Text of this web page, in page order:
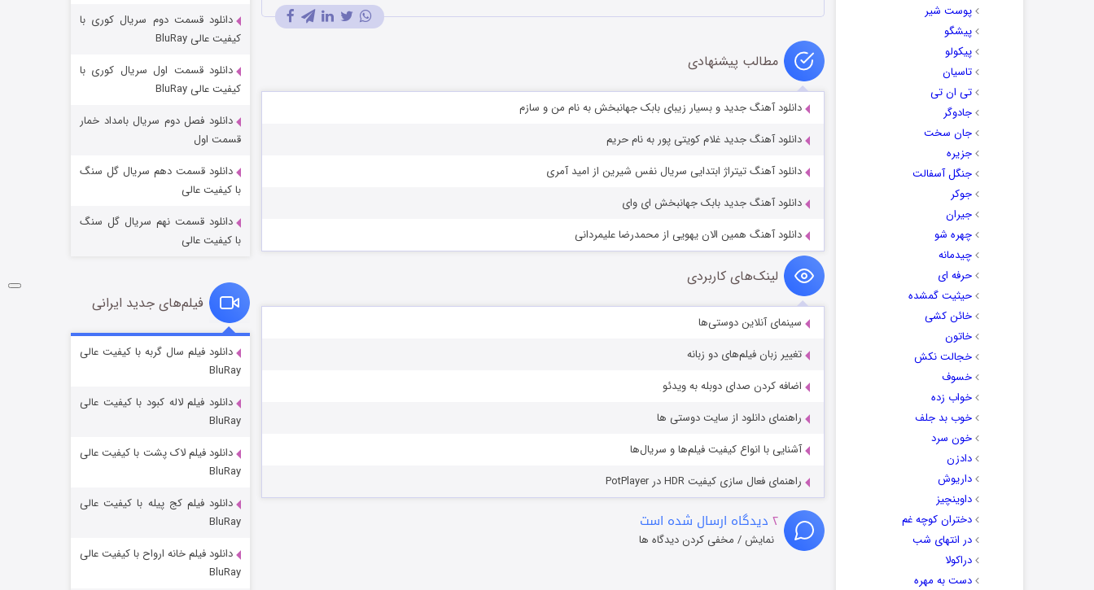
پوست شیر
پیشگو
پیکولو
تاسیان
تی ان تی
جادوگر
جان سخت
جزیره
جنگل آسفالت
جوکر
جیران
چهره شو
چیدمانه
حرفه ای
حیثیت گمشده
خائن کشی
خاتون
خجالت نکش
خسوف
خواب زده
خوب بد جلف
خون سرد
دادزن
داریوش
داوینچیز
دختران کوچه غم
در انتهای شب
دراکولا
دست به مهره
مطالب پیشنهادی
دانلود آهنگ جدید و بسیار زیبای بابک جهانبخش به نام من و سازم
دانلود آهنگ جدید غلام کویتی پور به نام حریم
دانلود آهنگ تیتراژ ابتدایی سریال نفس شیرین از امید آمری
دانلود آهنگ جدید بابک جهانبخش ای وای
دانلود آهنگ همین الان یهویی از محمدرضا علیمردانی
لینک‌های کاربردی
سینمای آنلاین دوستی‌ها
تغییر زبان فیلم‌های دو زبانه
اضافه کردن صدای دوبله به ویدئو
راهنمای دانلود از سایت دوستی ها
آشنایی با انواع کیفیت فیلم‌ها و سریال‌ها
راهنمای فعال سازی کیفیت HDR در PotPlayer
۲ دیدگاه ارسال شده است
نمایش / مخفی کردن دیدگاه ها
شکست استوارت در نجات جهان
قسمت ۷ (زیرنویس) منتشر شد
شوگر فصل ۲
قسمت
خاندان اژدها فصل ۳
دانلود قسمت دوم سریال کوری با
کیفیت عالی BluRay
دانلود قسمت اول سریال کوری با
کیفیت عالی BluRay
دانلود فصل دوم سریال بامداد خمار
قسمت اول
دانلود قسمت دهم سریال گل سنگ
با کیفیت عالی
دانلود قسمت نهم سریال گل سنگ
با کیفیت عالی
فیلم‌های جدید ایرانی
دانلود فیلم سال گربه با کیفیت عالی
BluRay
دانلود فیلم لاله کبود با کیفیت عالی
BluRay
دانلود فیلم لاک پشت با کیفیت عالی
BluRay
دانلود فیلم کج‌ پیله با کیفیت عالی
BluRay
دانلود فیلم خانه ارواح با کیفیت عالی
BluRay